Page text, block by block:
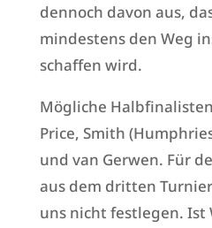
dennoch davon aus,
mindestens den Weg
schaffen wird.
Mögliche
Price, Smith
und van Gerwen. Für
aus dem dritten
uns nicht festlegen. Ist